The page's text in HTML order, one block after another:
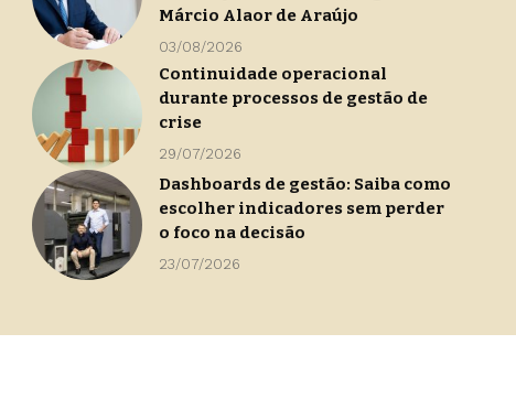
Márcio Alaor de Araújo
03/08/2026
Continuidade operacional
durante processos de gestão de
crise
29/07/2026
Dashboards de gestão: Saiba como
escolher indicadores sem perder
o foco na decisão
23/07/2026